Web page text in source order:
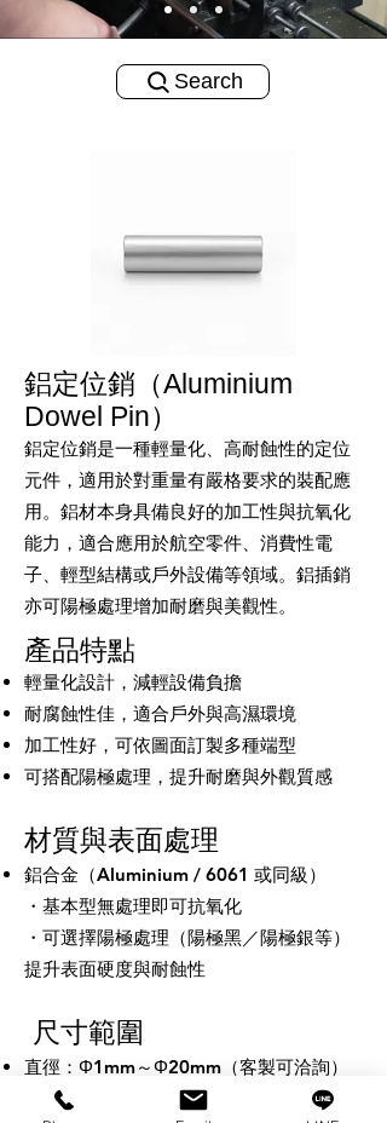
Search
鋁定位銷（Aluminium
Dowel Pin）
鋁定位銷是一種輕量化、高耐蝕性的定位
元件，適用於對重量有嚴格要求的裝配應
用。鋁材本身具備良好的加工性與抗氧化
能力，適合應用於航空零件、消費性電
子、輕型結構或戶外設備等領域。鋁插銷
亦可陽極處理增加耐磨與美觀性。
​產品特點
輕量化設計，減輕設備負擔
耐腐蝕性佳，適合戶外與高濕環境
加工性好，可依圖面訂製多種端型
可搭配陽極處理，提升耐磨與外觀質感
材質與表面處理
鋁合金（Aluminium / 6061 或同級）
・基本型無處理即可抗氧化
・可選擇陽極處理（陽極黑／陽極銀等）
提升表面硬度與耐蝕性
尺寸範圍
直徑：Φ1mm～Φ20mm（客製可洽詢）
公差可提供 h7 / m6 / 自由配合等選擇